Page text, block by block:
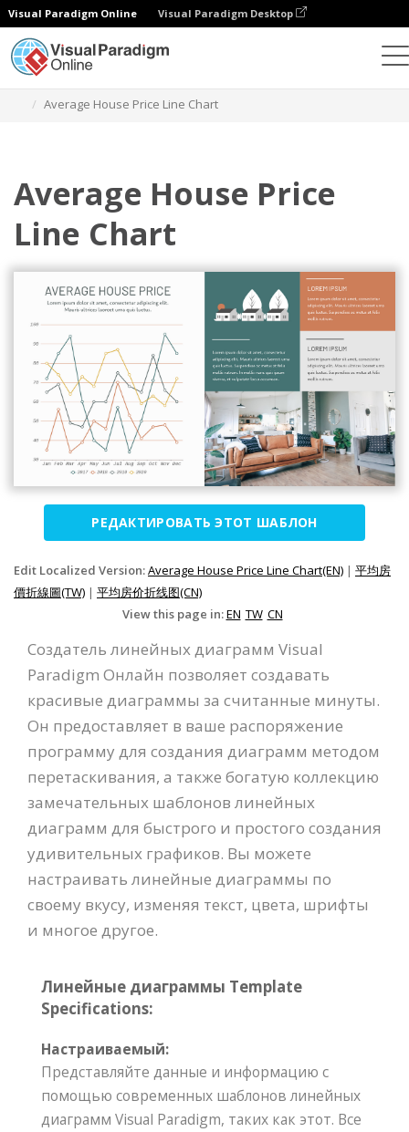
Visual Paradigm Online Visual Paradigm Desktop
Average House Price Line Chart
Average House Price
Line Chart
РЕДАКТИРОВАТЬ ЭТОТ ШАБЛОН
Edit Localized Version:Average House Price Line Chart(EN) | 平均房
價折線圖(TW) | 平均房价折线图(CN)
View this page in:EN TW CN
Создатель линейных диаграмм Visual
Paradigm Онлайн позволяет создавать
красивые диаграммы за считанные минуты.
Он предоставляет в ваше распоряжение
программу для создания диаграмм методом
перетаскивания, а также богатую коллекцию
замечательных шаблонов линейных
диаграмм для быстрого и простого создания
удивительных графиков. Вы можете
настраивать линейные диаграммы по
своему вкусу, изменяя текст, цвета, шрифты
и многое другое.
Линейные диаграммы Template
Specifications:
Настраиваемый:
Представляйте данные и информацию с
помощью современных шаблонов линейных
диаграмм Visual Paradigm, таких как этот. Все